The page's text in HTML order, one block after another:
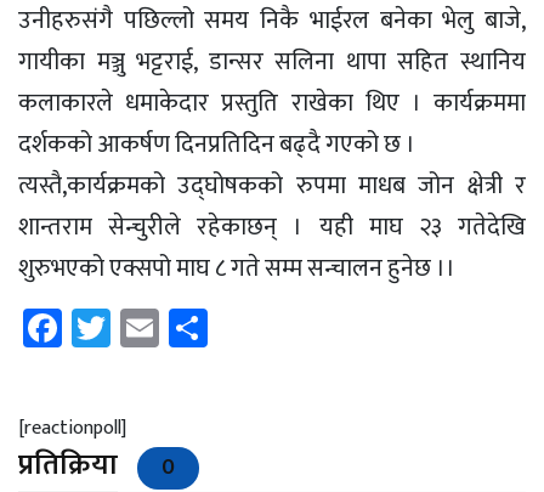
उनीहरुसंगै पछिल्लो समय निकै भाईरल बनेका भेलु बाजे,
गायीका मञ्जु भट्टराई, डान्सर सलिना थापा सहित स्थानिय
कलाकारले धमाकेदार प्रस्तुति राखेका थिए । कार्यक्रममा
दर्शकको आकर्षण दिनप्रतिदिन बढ्दै गएको छ ।
त्यस्तै,कार्यक्रमको उद्घोषकको रुपमा माधब जोन क्षेत्री र
शान्तराम सेन्चुरीले रहेकाछन् । यही माघ २३ गतेदेखि
शुरुभएको एक्सपो माघ ८ गते सम्म सन्चालन हुनेछ ।।
Facebook
Twitter
Email
[reactionpoll]
प्रतिक्रिया 0